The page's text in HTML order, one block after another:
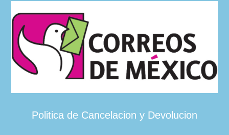
Politica de Cancelacion y Devolucion